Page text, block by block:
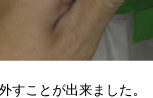
すことが出来ました。